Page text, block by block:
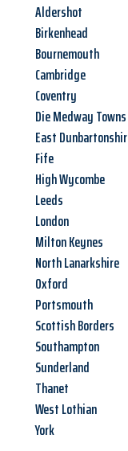
Aldershot
Birkenhead
Bournemouth
Cambridge
Coventry
Die Medway Towns
East
Fife
High Wycombe
Leeds
London
Milton Keynes
North Lanarkshire
Oxford
Portsmouth
Scottish Borders
Southampton
Sunderland
Thanet
West Lothian
York